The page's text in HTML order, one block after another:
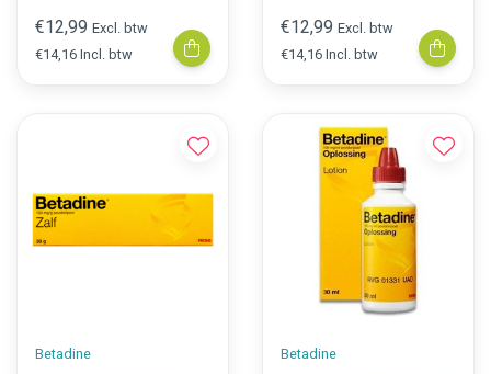
€12,99 Excl. btw
€14,16 Incl. btw
€12,99 Excl. btw
€14,16 Incl. btw
Betadine Betadine